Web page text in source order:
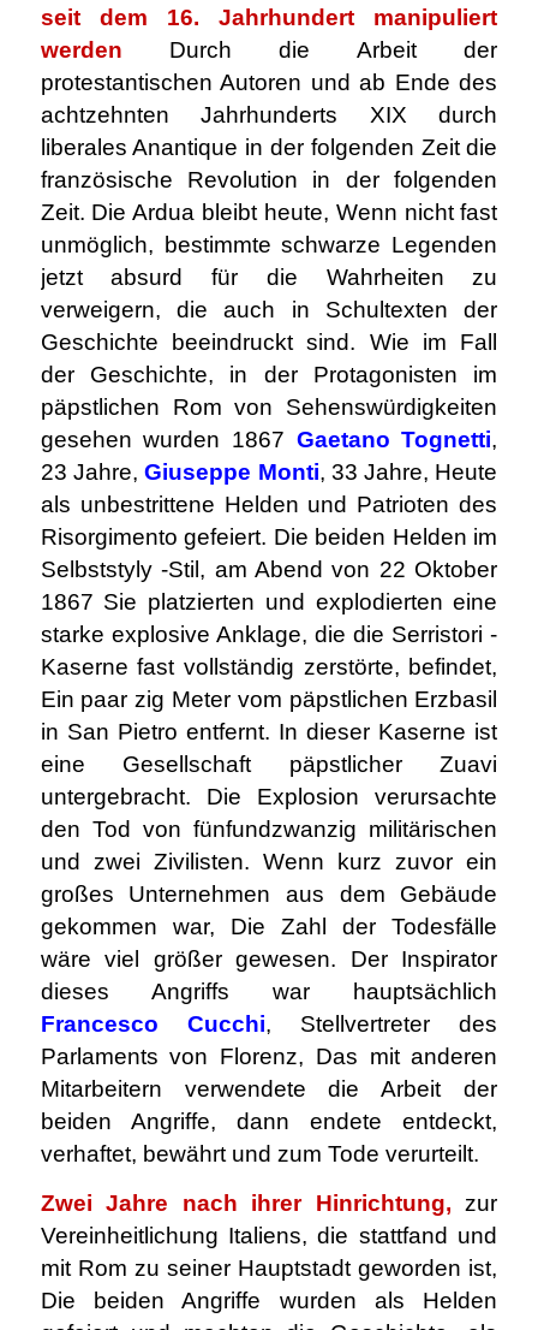
seit dem 16. Jahrhundert manipuliert
werden Durch die Arbeit der
protestantischen Autoren und ab Ende des
achtzehnten Jahrhunderts XIX durch
liberales Anantique in der folgenden Zeit die
französische Revolution in der folgenden
Zeit. Die Ardua bleibt heute, Wenn nicht fast
unmöglich, bestimmte schwarze Legenden
jetzt absurd für die Wahrheiten zu
verweigern, die auch in Schultexten der
Geschichte beeindruckt sind. Wie im Fall
der Geschichte, in der Protagonisten im
päpstlichen Rom von Sehenswürdigkeiten
gesehen wurden 1867 Gaetano Tognetti,
23 Jahre,Giuseppe Monti, 33 Jahre, Heute
als unbestrittene Helden und Patrioten des
Risorgimento gefeiert. Die beiden Helden im
Selbststyly -Stil, am Abend von 22 Oktober
1867 Sie platzierten und explodierten eine
starke explosive Anklage, die die Serristori -
Kaserne fast vollständig zerstörte, befindet,
Ein paar zig Meter vom päpstlichen Erzbasil
in San Pietro entfernt. In dieser Kaserne ist
eine Gesellschaft päpstlicher Zuavi
untergebracht. Die Explosion verursachte
den Tod von fünfundzwanzig militärischen
und zwei Zivilisten. Wenn kurz zuvor ein
großes Unternehmen aus dem Gebäude
gekommen war, Die Zahl der Todesfälle
wäre viel größer gewesen. Der Inspirator
dieses Angriffs war hauptsächlich
Francesco Cucchi, Stellvertreter des
Parlaments von Florenz, Das mit anderen
Mitarbeitern verwendete die Arbeit der
beiden Angriffe, dann endete entdeckt,
verhaftet, bewährt und zum Tode verurteilt.
Zwei Jahre nach ihrer Hinrichtung, zur
Vereinheitlichung Italiens, die stattfand und
mit Rom zu seiner Hauptstadt geworden ist,
Die beiden Angriffe wurden als Helden